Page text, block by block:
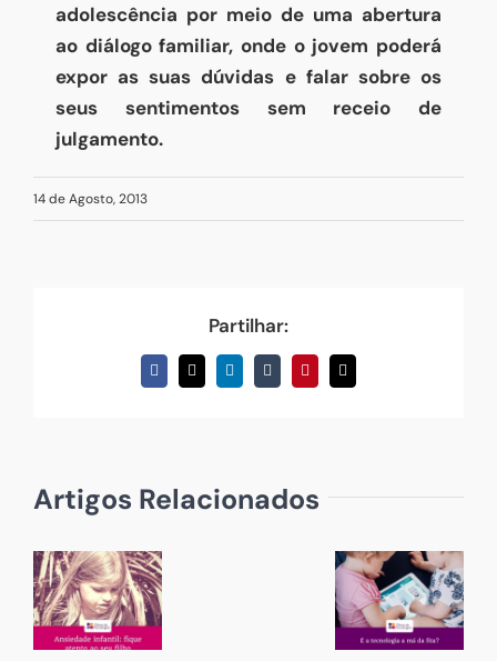
adolescência por meio de uma abertura
ao diálogo familiar, onde o jovem poderá
expor as suas dúvidas e falar sobre os
seus sentimentos sem receio de
julgamento.
14 de Agosto, 2013
Partilhar:
Facebook
X LinkedInTumblrPinterestEmail
(necessário
Artigos Relacionados